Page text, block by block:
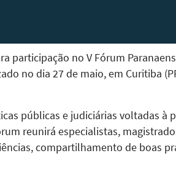
participação no V Fórum
no dia 27 de maio, em Curitiba
públicas e judiciárias voltadas à
reunirá especialistas,
compartilhamento de boas